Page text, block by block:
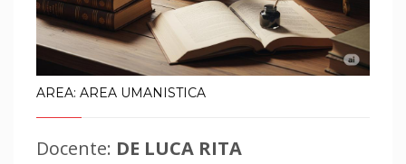
AREA: AREA UMANISTICA
Docente: DE LUCA RITA